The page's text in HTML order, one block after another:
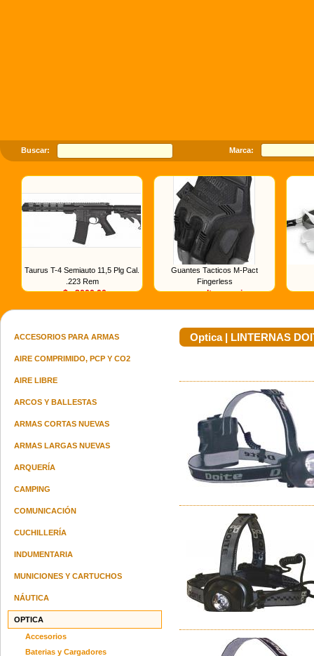
Buscar: Marca:
Taurus T-4 Semiauto 11,5 Plg Cal.
.223 Rem
u$s 3000.00
Guantes Tacticos M-Pact
Fingerless
consultar precio
19140 9 Mm
u$s 1550.00
consultar precio
u$s 2200.00
ACCESORIOS PARA ARMAS
AIRE COMPRIMIDO, PCP Y CO2
AIRE LIBRE
ARCOS Y BALLESTAS
ARMAS CORTAS NUEVAS
ARMAS LARGAS NUEVAS
ARQUERÍA
CAMPING
COMUNICACIÓN
CUCHILLERÍA
INDUMENTARIA
MUNICIONES Y CARTUCHOS
NÁUTICA
OPTICA
Accesorios
Baterias y Cargadores
Optica | LINTERNAS